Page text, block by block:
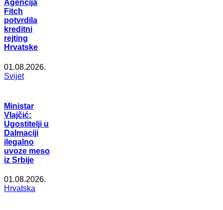
Agencija
Fitch
potvrdila
kreditni
rejting
Hrvatske
01.08.2026.
Svijet
Ministar
Vlajčić:
Ugostitelji u
Dalmaciji
ilegalno
uvoze meso
iz Srbije
01.08.2026.
Hrvatska